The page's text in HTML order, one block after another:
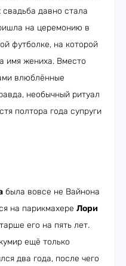
давно стала
на церемонию в
футболке, на которой
имя жениха. Вместо
влюблённые
необычный ритуал
полтора года супруги
была вовсе не Вайнона
на парикмахере Лори
его на пять лет.
ещё только
два года, после чего